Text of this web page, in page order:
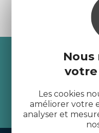
votre
Les cookies
améliorer votre
analyser et
Recevez
je